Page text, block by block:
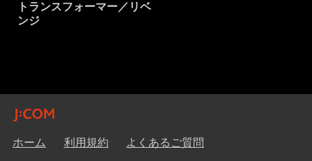
トランスフォーマー／リベ
ンジ
ホーム 利用規約 よくあるご質問